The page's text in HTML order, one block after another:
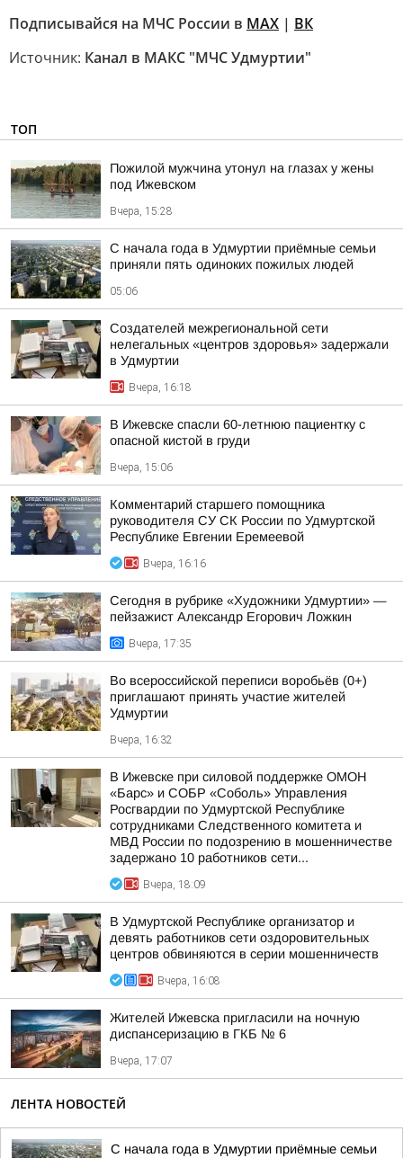
Подписывайся на МЧС России в MAX | ВК
Источник: Канал в МАКС "МЧС Удмуртии"
ТОП
Пожилой мужчина утонул на глазах у жены
под Ижевском
Вчера, 15:28
С начала года в Удмуртии приёмные семьи
приняли пять одиноких пожилых людей
05:06
Создателей межрегиональной сети
нелегальных «центров здоровья» задержали
в Удмуртии
Вчера, 16:18
В Ижевске спасли 60-летнюю пациентку с
опасной кистой в груди
Вчера, 15:06
Комментарий старшего помощника
руководителя СУ СК России по Удмуртской
Республике Евгении Еремеевой
Вчера, 16:16
Сегодня в рубрике «Художники Удмуртии» —
пейзажист Александр Егорович Ложкин
Вчера, 17:35
Во всероссийской переписи воробьёв (0+)
приглашают принять участие жителей
Удмуртии
Вчера, 16:32
В Ижевске при силовой поддержке ОМОН
«Барс» и СОБР «Соболь» Управления
Росгвардии по Удмуртской Республике
сотрудниками Следственного комитета и
МВД России по подозрению в мошенничестве
задержано 10 работников сети...
Вчера, 18:09
В Удмуртской Республике организатор и
девять работников сети оздоровительных
центров обвиняются в серии мошенничеств
Вчера, 16:08
Жителей Ижевска пригласили на ночную
диспансеризацию в ГКБ № 6
Вчера, 17:07
ЛЕНТА НОВОСТЕЙ
С начала года в Удмуртии приёмные семьи